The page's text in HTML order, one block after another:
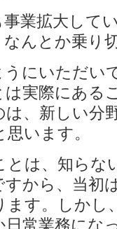
業拡大して
んとか乗り
にいただい
実際にある
、新しい分
います。
とは、知らな
から、当初
ます。しかし
常業務にな